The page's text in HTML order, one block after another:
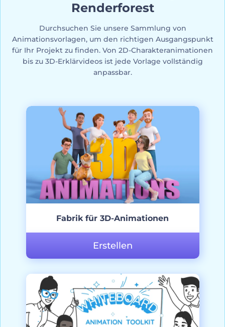
Renderforest
Durchsuchen Sie unsere Sammlung von
Animationsvorlagen, um den richtigen Ausgangspunkt
für Ihr Projekt zu finden. Von 2D-Charakteranimationen
bis zu 3D-Erklärvideos ist jede Vorlage vollständig
anpassbar.
Fabrik für 3D-Animationen
Erstellen